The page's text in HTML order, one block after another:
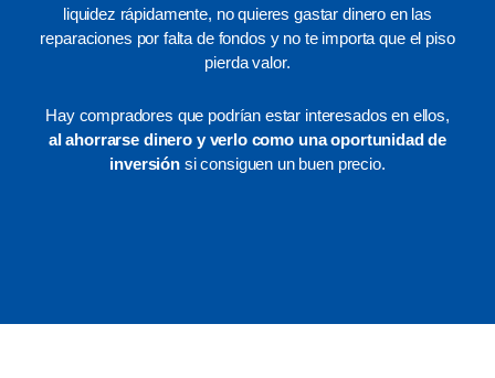
liquidez rápidamente, no quieres gastar dinero en las
reparaciones por falta de fondos y no te importa que el piso
pierda valor.
Hay compradores que podrían estar interesados en ellos,
al ahorrarse dinero y verlo como una oportunidad de
inversión si consiguen un buen precio.